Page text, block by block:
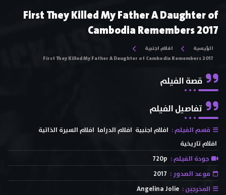
First They Killed My Father A Daughter of
Cambodia Remembers 2017
الرئيسية
افلام اجنبية
First They Killed My Father A Daughter of Cambodia Remembers 2017
قصة الفيلم
تفاصيل الفيلم
قسم الفيلم : افلام اجنبية افلام الدراما افلام السيرة الذاتية
افلام تاريخية
جودة الفيلم : 720p
موعد الصدور : 2017
المخرجين : Angelina Jolie